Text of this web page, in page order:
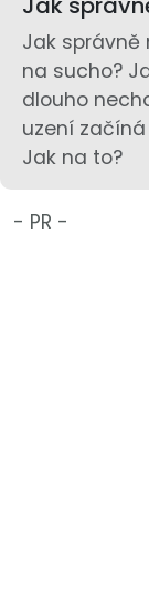
Jak správně
na sucho?
dlouho
uzení
Jak na to?
- PR -